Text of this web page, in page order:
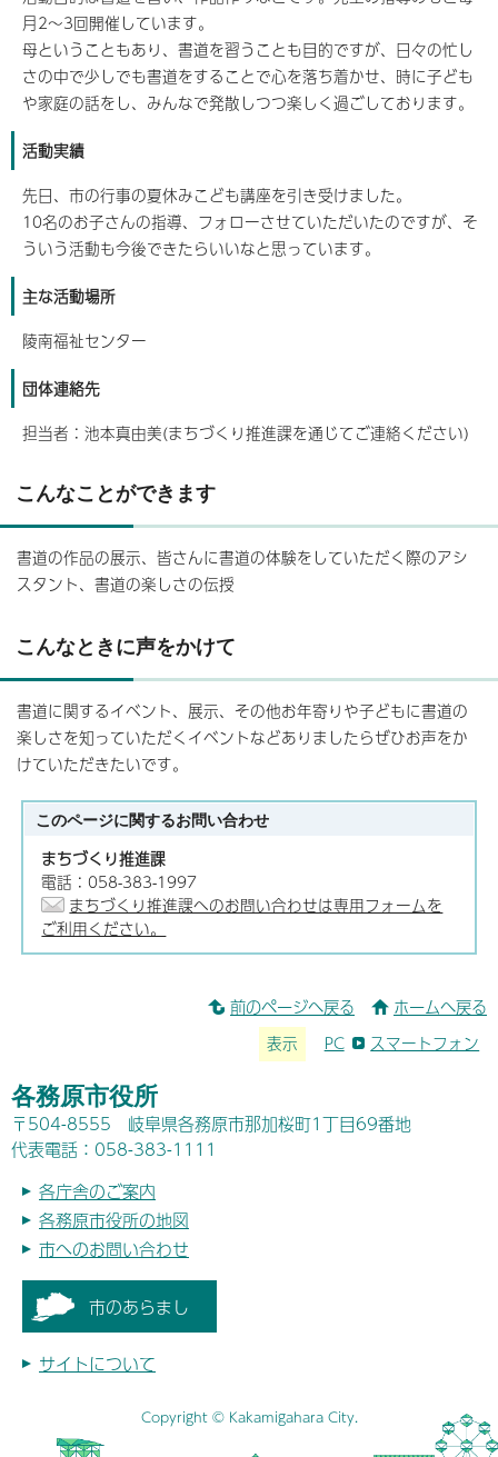
月2～3回開催しています。
母ということもあり、書道を習うことも目的ですが、日々の忙し
さの中で少しでも書道をすることで心を落ち着かせ、時に子ども
や家庭の話をし、みんなで発散しつつ楽しく過ごしております。
活動実績
先日、市の行事の夏休みこども講座を引き受けました。
10名のお子さんの指導、フォローさせていただいたのですが、そ
ういう活動も今後できたらいいなと思っています。
主な活動場所
陵南福祉センター
団体連絡先
担当者：池本真由美(まちづくり推進課を通じてご連絡ください)
こんなことができます
書道の作品の展示、皆さんに書道の体験をしていただく際のアシ
スタント、書道の楽しさの伝授
こんなときに声をかけて
書道に関するイベント、展示、その他お年寄りや子どもに書道の
楽しさを知っていただくイベントなどありましたらぜひお声をか
けていただきたいです。
このページに関するお問い合わせ
まちづくり推進課
電話：058-383-1997
まちづくり推進課へのお問い合わせは専用フォームを
ご利用ください。
前のページへ戻る ホームへ戻る
表示 PC スマートフォン
各務原市役所
〒504-8555 岐阜県各務原市那加桜町1丁目69番地
代表電話：058-383-1111
各庁舎のご案内
各務原市役所の地図
市へのお問い合わせ
市のあらまし
サイトについて
Copyright © Kakamigahara City.